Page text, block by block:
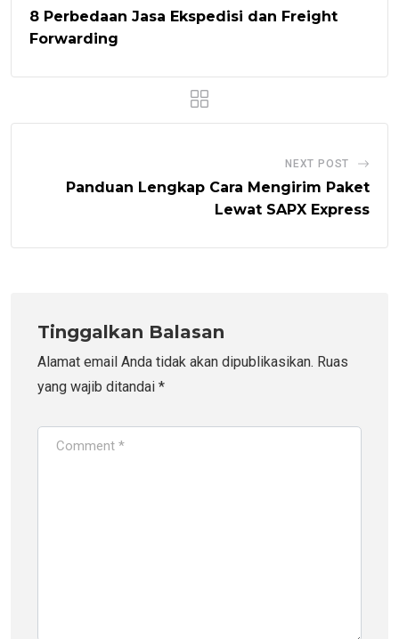
8 Perbedaan Jasa Ekspedisi dan Freight
Forwarding
NEXT POST
Panduan Lengkap Cara Mengirim Paket
Lewat SAPX Express
Tinggalkan Balasan
Alamat email Anda tidak akan dipublikasikan. Ruas
yang wajib ditandai *